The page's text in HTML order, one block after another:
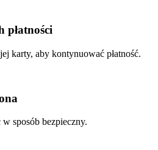
płatności
karty, aby kontynuować płatność.
w sposób bezpieczny.